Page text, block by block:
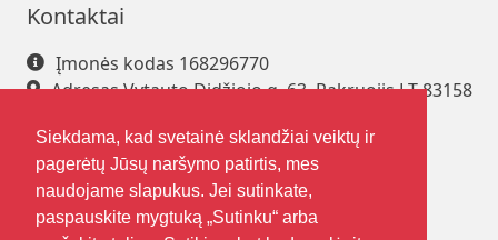
Kontaktai
Įmonės kodas 168296770
Adresas Vytauto Didžiojo g. 63, Pakruojis LT-83158
El. paštaspakrsjc@gmail.com
Siekdama, kad svetainė sklandžiai veiktų ir
pagerėtų Jūsų naršymo patirtis, mes
naudojame slapukus. Jei sutinkate,
paspauskite mygtuką „Sutinku“ arba